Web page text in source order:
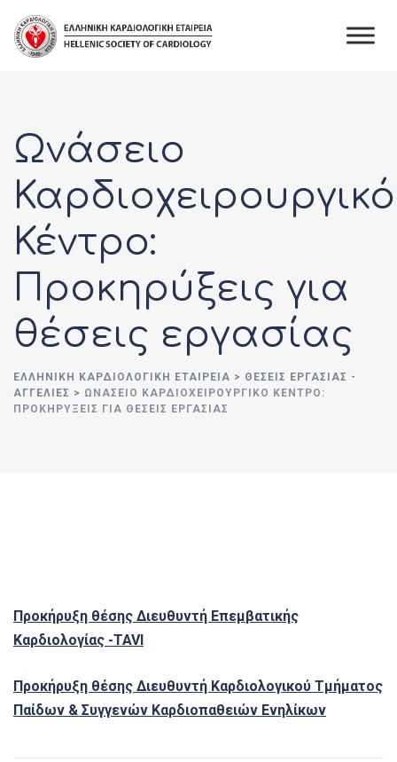
content
Ωνάσειο
Καρδιοχειρουργικό
Κέντρο:
Προκηρύξεις για
θέσεις εργασίας
ΕΛΛΗΝΙΚΉ ΚΑΡΔΙΟΛΟΓΙΚΉ ΕΤΑΙΡΕΊΑ > ΘΈΣΕΙΣ ΕΡΓΑΣΊΑΣ -
ΑΓΓΕΛΊΕΣ > ΩΝΆΣΕΙΟ ΚΑΡΔΙΟΧΕΙΡΟΥΡΓΙΚΌ ΚΈΝΤΡΟ:
ΠΡΟΚΗΡΎΞΕΙΣ ΓΙΑ ΘΈΣΕΙΣ ΕΡΓΑΣΊΑΣ
Προκήρυξη θέσης Διευθυντή Επεμβατικής
Καρδιολογίας -TAVI
Προκήρυξη θέσης Διευθυντή Καρδιολογικού Τμήματος
Παίδων & Συγγενών Καρδιοπαθειών Ενηλίκων